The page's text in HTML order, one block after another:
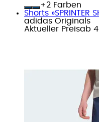
+
Farben
Shorts »SPRINTER
adidas Originals
Aktueller Preisab